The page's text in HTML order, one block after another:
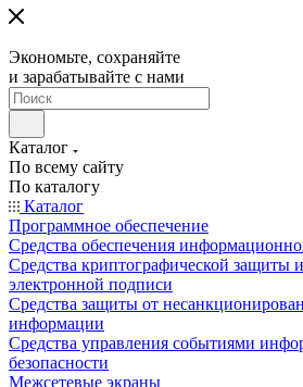
Экономьте, сохраняйте
и зарабатывайте с нами
Каталог
По всему сайту
По каталогу
Каталог
Программное обеспечение
Средства обеспечения
Средства криптографической защиты
электронной подписи
Средства защиты от
информации
Средства управления событиями
безопасности
Межсетевые экраны